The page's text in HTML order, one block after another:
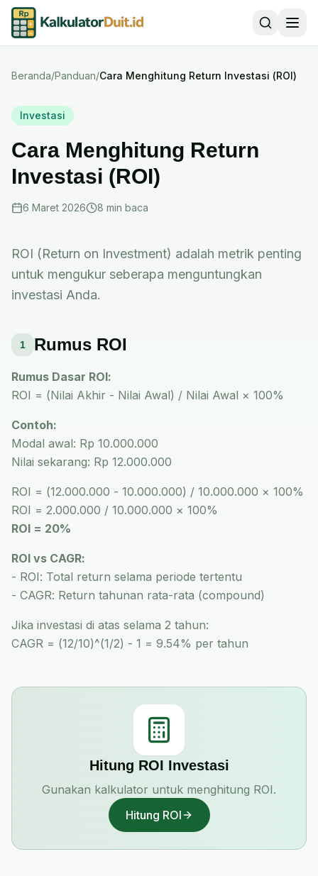
Beranda/Panduan/Cara Menghitung Return Investasi (ROI)
Investasi
Cara Menghitung Return
Investasi (ROI)
6 Maret 2026 8 min baca
ROI (Return on Investment) adalah metrik penting
untuk mengukur seberapa menguntungkan
investasi Anda.
1 Rumus ROI
Rumus Dasar ROI:
ROI = (Nilai Akhir - Nilai Awal) / Nilai Awal × 100%
Contoh:
Modal awal: Rp 10.000.000
Nilai sekarang: Rp 12.000.000
ROI = (12.000.000 - 10.000.000) / 10.000.000 × 100%
ROI = 2.000.000 / 10.000.000 × 100%
ROI = 20%
ROI vs CAGR:
- ROI: Total return selama periode tertentu
- CAGR: Return tahunan rata-rata (compound)
Jika investasi di atas selama 2 tahun:
CAGR = (12/10)^(1/2) - 1 = 9.54% per tahun
Hitung ROI Investasi
Gunakan kalkulator untuk menghitung ROI.
Hitung ROI